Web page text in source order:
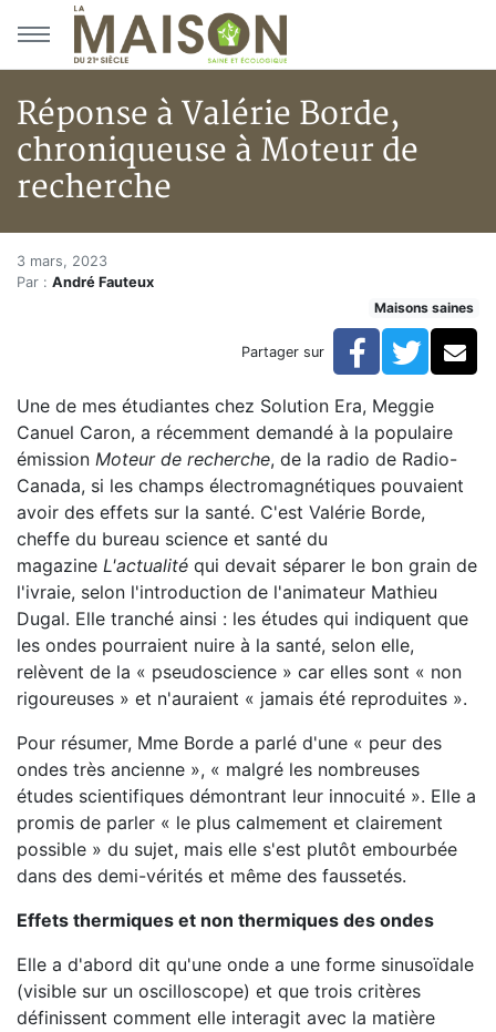
Aller au menu principal
Aller au contenu principal
Réponse à Valérie Borde,
chroniqueuse à Moteur de
recherche
Accueil
Articles
Hypersensibilités environnementales
Réponse à Valérie Borde, chroniqueuse à Moteur de
Réponse à Valérie Borde,
3 mars, 2023
Par : André Fauteux
Maisons saines
Partager sur Facebook
Une de mes étudiantes chez Solution Era, Meggie
Canuel Caron, a récemment demandé à la populaire
émission Moteur de recherche, de la radio de Radio-
Canada, si les champs électromagnétiques pouvaient
avoir des effets sur la santé. C'est Valérie Borde,
cheffe du bureau science et santé du
magazine L'actualité qui devait séparer le bon grain de
l'ivraie, selon l'introduction de l'animateur Mathieu
Dugal. Elle tranché ainsi : les études qui indiquent que
les ondes pourraient nuire à la santé, selon elle,
relèvent de la « pseudoscience » car elles sont « non
rigoureuses » et n'auraient « jamais été reproduites ».
Pour résumer, Mme Borde a parlé d'une « peur des
ondes très ancienne », « malgré les nombreuses
études scientifiques démontrant leur innocuité ». Elle a
promis de parler « le plus calmement et clairement
possible » du sujet, mais elle s'est plutôt embourbée
dans des demi-vérités et même des faussetés.
Effets thermiques et non thermiques des ondes
Elle a d'abord dit qu'une onde a une forme sinusoïdale
(visible sur un oscilloscope) et que trois critères
définissent comment elle interagit avec la matière